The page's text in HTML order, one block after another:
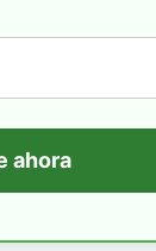
ahora